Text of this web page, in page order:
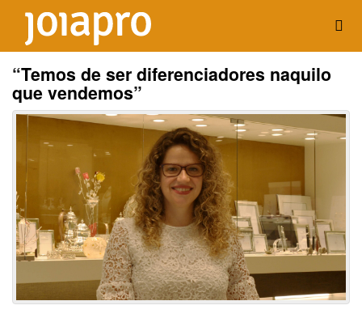
“Temos de ser diferenciadores naquilo
que vendemos”